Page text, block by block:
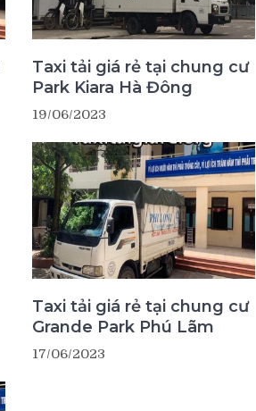
Taxi tải giá rẻ tại chung cư
Park Kiara Hà Đông
19/06/2023
Taxi tải giá rẻ tại chung cư
Grande Park Phú Lãm
17/06/2023